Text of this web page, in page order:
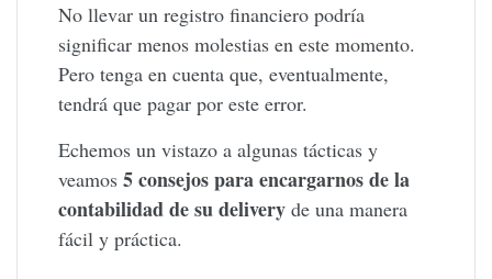
No llevar un registro financiero podría
significar menos molestias en este momento.
Pero tenga en cuenta que, eventualmente,
tendrá que pagar por este error.
Echemos un vistazo a algunas tácticas y
veamos5 consejos para encargarnos de la
contabilidad de su delivery de una manera
fácil y práctica.